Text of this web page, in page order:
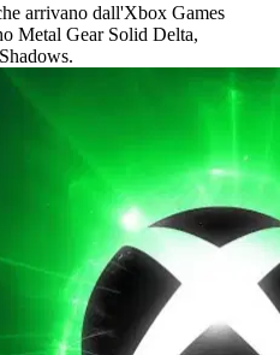
arrivano dall'Xbox Games
Metal Gear Solid Delta,